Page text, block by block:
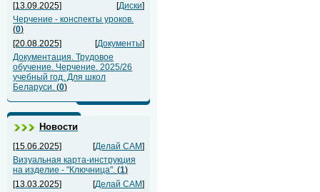
[13.09.2025]
[Диски]
Черчение - конспекты уроков.
(0)
[20.08.2025]
[Документы]
Документация. Трудовое
обучение. Черчение. 2025/26
учебный год. Для школ
Беларуси. (0)
Новости
[15.06.2025] [Делай САМ]
Визуальная карта-инструкция
на изделие - "Ключница". (1)
[13.03.2025]
[Делай САМ]